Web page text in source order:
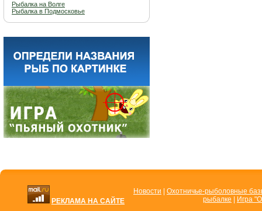
Рыбалка на Волге
Рыбалка в Подмосковье
РЕКЛАМА НА САЙТЕ
Новости
Охотничье-рыболовные
рыбалке
Игра